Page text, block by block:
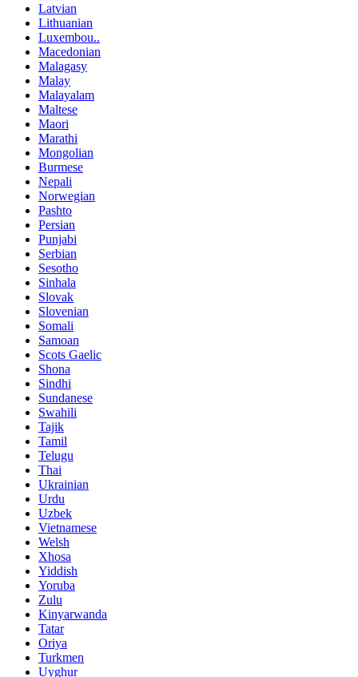
Latvian
Lithuanian
Luxembou..
Macedonian
Malagasy
Malay
Malayalam
Maltese
Maori
Marathi
Mongolian
Burmese
Nepali
Norwegian
Pashto
Persian
Punjabi
Serbian
Sesotho
Sinhala
Slovak
Slovenian
Somali
Samoan
Scots Gaelic
Shona
Sindhi
Sundanese
Swahili
Tajik
Tamil
Telugu
Thai
Ukrainian
Urdu
Uzbek
Vietnamese
Welsh
Xhosa
Yiddish
Yoruba
Zulu
Kinyarwanda
Tatar
Oriya
Turkmen
Uyghur